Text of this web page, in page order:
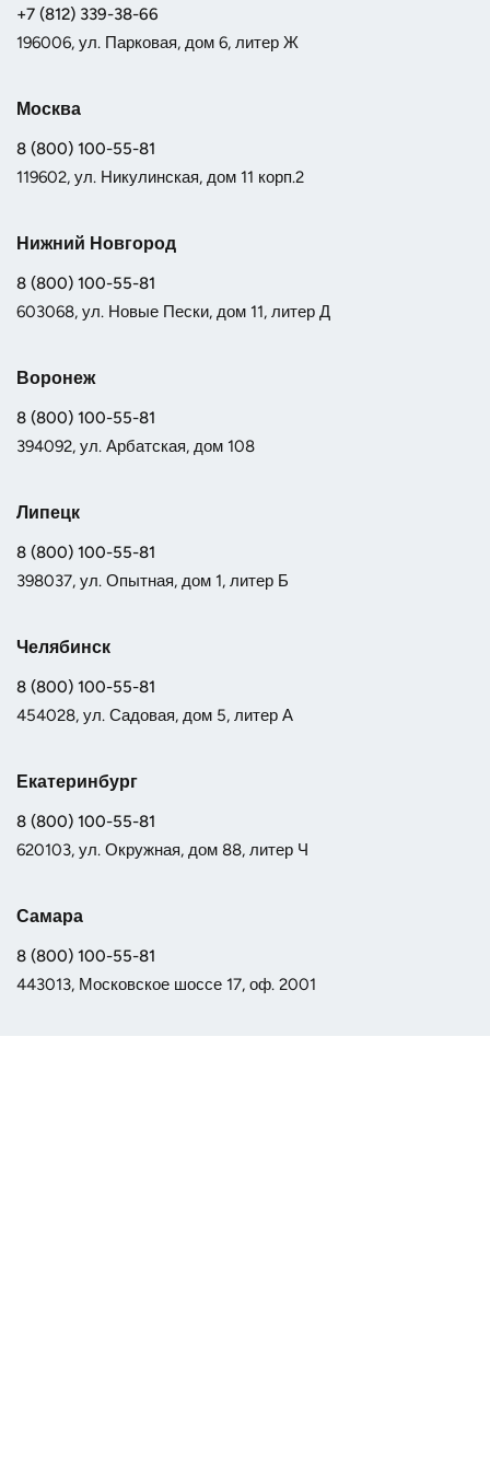
+7 (812) 339-38-66
196006, ул. Парковая, дом 6, литер Ж
Москва
8 (800) 100-55-81
119602, ул. Никулинская, дом 11 корп.2
Нижний Новгород
8 (800) 100-55-81
603068, ул. Новые Пески, дом 11, литер Д
Воронеж
8 (800) 100-55-81
394092, ул. Арбатская, дом 108
Липецк
8 (800) 100-55-81
398037, ул. Опытная, дом 1, литер Б
Челябинск
8 (800) 100-55-81
454028, ул. Садовая, дом 5, литер А
Екатеринбург
8 (800) 100-55-81
620103, ул. Окружная, дом 88, литер Ч
Самара
8 (800) 100-55-81
443013, Московское шоссе 17, оф. 2001